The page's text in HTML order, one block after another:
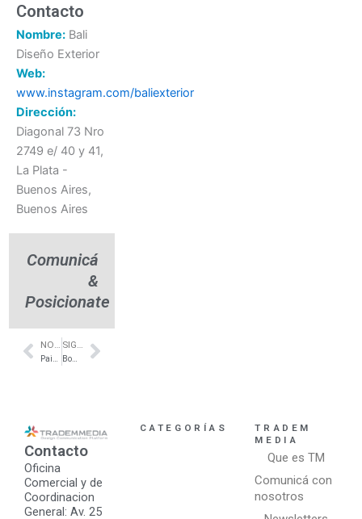
Contacto
Nombre: Bali
Diseño Exterior
Web:
www.instagram.com/baliexterior
Dirección:
Diagonal 73 Nro
2749 e/ 40 y 41,
La Plata -
Buenos Aires,
Buenos Aires
Comunicá
&
Posicionate
Prev Next
Contacto
Oficina
Comercial y de
Coordinacion
General: Av. 25
CATEGORÍAS
TRADEM
MEDIA
Que es TM
Comunicá con
nosotros